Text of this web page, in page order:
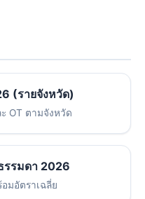
(รายจังหวัด)
OT ตามจังหวัด
รมดา 2026
มอัตราเฉลี่ย